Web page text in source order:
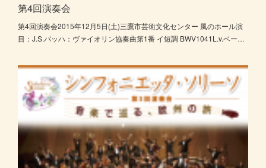
第4回演奏会
第4回演奏会2015年12月5日(土)三鷹市芸術文化センター 風のホール演
目：J.S.バッハ：ヴァイオリン協奏曲第1番 イ短調 BWV1041L.v.ベー…